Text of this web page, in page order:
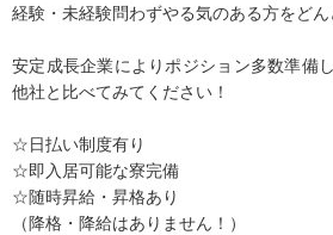
経験・未経験問わずやる気のある方をど
安定成長企業によりポジション多数準備
他社と比べてみてください！
☆日払い制度有り
☆即入居可能な寮完備
☆随時昇給・昇格あり
（降格・降給はありません！）